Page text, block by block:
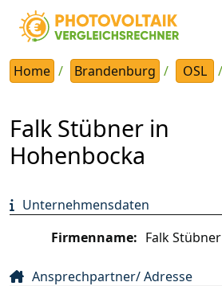
Home Brandenburg OSL
Falk Stübner in
Hohenbocka
Unternehmensdaten
Firmenname: Falk Stübner
Ansprechpartner/ Adresse